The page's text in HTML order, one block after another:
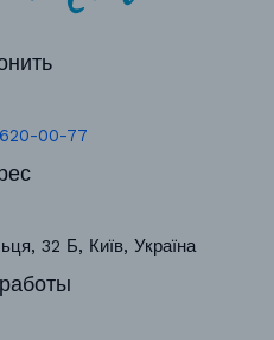
00-77
32 Б, Київ, Україна